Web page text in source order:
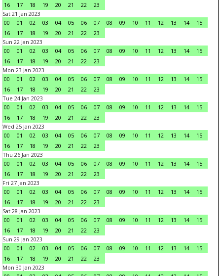
16
17 18 19 20 21 22
23
Sat 21 Jan 2023
00
01 02 03 04 05 06 07 08 09 10 11 12 13 14
15
16
17 18 19 20 21 22
23
Sun 22 Jan 2023
00
01 02 03 04 05 06 07 08 09 10 11 12 13 14
15
16
17 18 19 20 21 22
23
Mon 23 Jan 2023
00
01 02 03 04 05 06 07 08 09 10 11 12 13 14
15
16
17 18 19 20 21 22
23
Tue 24 Jan 2023
00
01 02 03 04 05 06 07 08 09 10 11 12 13 14
15
16
17 18 19 20 21 22
23
Wed 25 Jan 2023
00
01 02 03 04 05 06 07 08 09 10 11 12 13 14
15
16
17 18 19 20 21 22
23
Thu 26 Jan 2023
00
01 02 03 04 05 06 07 08 09 10 11 12 13 14
15
16
17 18 19 20 21 22
23
Fri 27 Jan 2023
00
01 02 03 04 05 06 07 08 09 10 11 12 13 14
15
16
17 18 19 20 21 22
23
Sat 28 Jan 2023
00
01 02 03 04 05 06 07 08 09 10 11 12 13 14
15
16
17 18 19 20 21 22
23
Sun 29 Jan 2023
00
01 02 03 04 05 06 07 08 09 10 11 12 13 14
15
16
17 18 19 20 21 22
23
Mon 30 Jan 2023